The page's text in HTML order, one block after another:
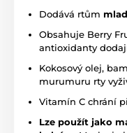
Dodává rtům
Obsahuje Berry
antioxidanty
Kokosový olej,
murumuru rty
Vitamín C chrání
Lze použít jako